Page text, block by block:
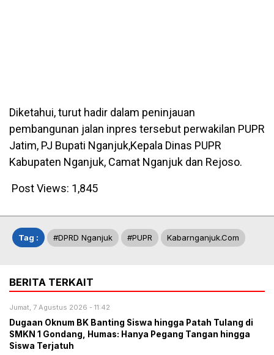
Diketahui, turut hadir dalam peninjauan
pembangunan jalan inpres tersebut perwakilan PUPR
Jatim, PJ Bupati Nganjuk,Kepala Dinas PUPR
Kabupaten Nganjuk, Camat Nganjuk dan Rejoso.
Post Views: 1,845
Tag : #DPRD Nganjuk #PUPR Kabarnganjuk.com
BERITA TERKAIT
Jumat, 7 Agustus 2026 - 11:42
Dugaan Oknum BK Banting Siswa hingga Patah Tulang di
SMKN 1 Gondang, Humas: Hanya Pegang Tangan hingga
Siswa Terjatuh